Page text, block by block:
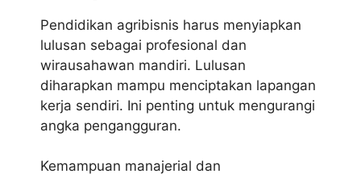
Pendidikan agribisnis harus menyiapkan
lulusan sebagai profesional dan
wirausahawan mandiri. Lulusan
diharapkan mampu menciptakan lapangan
kerja sendiri. Ini penting untuk mengurangi
angka pengangguran.
Kemampuan manajerial dan